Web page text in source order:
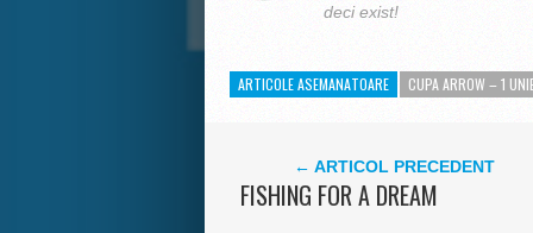
deci exist!
ARTICOLE ASEMANATOARE CUPA ARROW – 1
← ARTICOL PRECEDENT
FISHING FOR A DREAM